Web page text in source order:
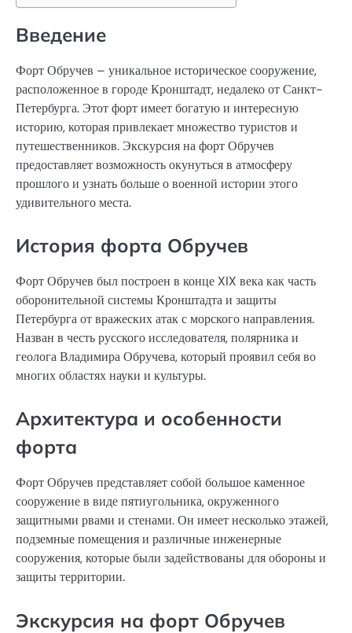
Введение
Форт Обручев – уникальное историческое сооружение,
расположенное в городе Кронштадт, недалеко от Санкт-
Петербурга. Этот форт имеет богатую и интересную
историю, которая привлекает множество туристов и
путешественников. Экскурсия на форт Обручев
предоставляет возможность окунуться в атмосферу
прошлого и узнать больше о военной истории этого
удивительного места.
История форта Обручев
Форт Обручев был построен в конце XIX века как часть
оборонительной системы Кронштадта и защиты
Петербурга от вражеских атак с морского направления.
Назван в честь русского исследователя, полярника и
геолога Владимира Обручева, который проявил себя во
многих областях науки и культуры.
Архитектура и особенности
форта
Форт Обручев представляет собой большое каменное
сооружение в виде пятиугольника, окруженного
защитными рвами и стенами. Он имеет несколько этажей,
подземные помещения и различные инженерные
сооружения, которые были задействованы для обороны и
защиты территории.
Экскурсия на форт Обручев